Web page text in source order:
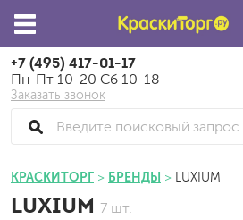
+7 (495) 417-01-17
Пн-Пт 10-20 Сб 10-18
Заказать звонок
КРАСКИТОРГ БРЕНДЫ LUXIUM
LUXIUM 7 шт.